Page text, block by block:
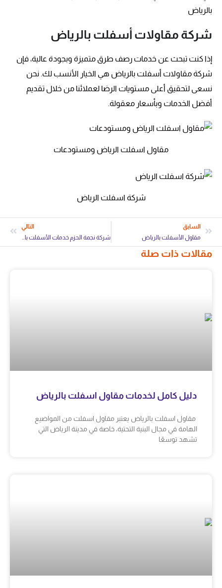
بالرياض
شركة مقاولات أسفلت بالرياض
إذا كنت تبحث عن خدمات رصف طرق متميزة وبجودة عالية، فإن
شركة مقاولات أسفلت بالرياض هي الخيار الأنسب لك. نحن
نسعى لتحقيق أعلى مستويات الرضا لعملائنا من خلال تقديم
أفضل الخدمات وبأسعار معقولة.
مقاول اسفلت الرياض ومستودعات
شركة اسفلت الرياض
السابق
مقاول الأسفلت بالرياض
التالي
مقالات ذات صلة
دليل كامل لخدمات مقاول اسفلت بالرياض
مقاول اسفلت بالرياض يعتبر مقاول اسفلت من المواضيع
الهامة في مجال البنية التحتية، خاصة في مدينة الرياض التي
تشهد توسعًا